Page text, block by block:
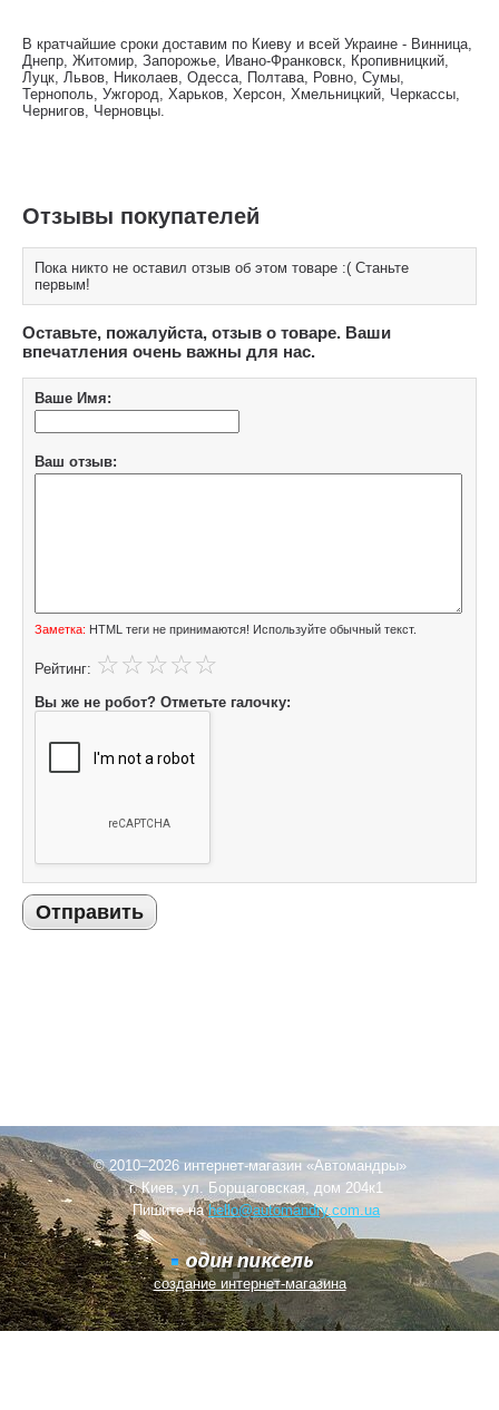
В кратчайшие сроки доставим по Киеву и всей Украине - Винница,
Днепр, Житомир, Запорожье, Ивано-Франковск, Кропивницкий,
Луцк, Львов, Николаев, Одесса, Полтава, Ровно, Сумы,
Тернополь, Ужгород, Харьков, Херсон, Хмельницкий, Черкассы,
Чернигов, Черновцы.
Отзывы покупателей
Пока никто не оставил отзыв об этом товаре :( Станьте
первым!
Оставьте, пожалуйста, отзыв о товаре. Ваши
впечатления очень важны для нас.
Ваше Имя:
Ваш отзыв:
Заметка: HTML теги не принимаются! Используйте обычный текст.
Рейтинг:
Вы же не робот? Отметьте галочку:
Отправить
© 2010–2026 интернет-магазин «Автомандры»
г. Киев, ул. Борщаговская, дом 204к1
Пишите наhello@automandry.com.ua
создание интернет-магазина